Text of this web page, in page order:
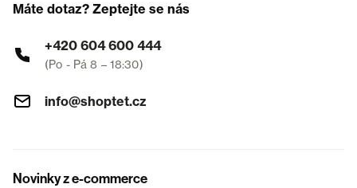
Máte dotaz? Zeptejte se nás
+420 604 600 444
(Po - Pá 8 – 18:30)
info@shoptet.cz
Novinky z e-commerce